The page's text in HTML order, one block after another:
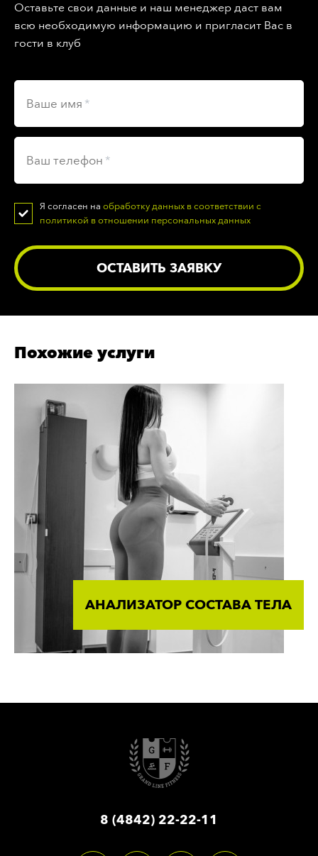
Оставьте свои данные и наш менеджер даст вам
всю необходимую информацию и пригласит Вас в
гости в клуб
Ваше имя
Ваш телефон
Я согласен на обработку данных в соответствии с
политикой в отношении персональных данных
ОСТАВИТЬ ЗАЯВКУ
Похожие услуги
АНАЛИЗАТОР СОСТАВА ТЕЛА
8 (4842) 22-22-11